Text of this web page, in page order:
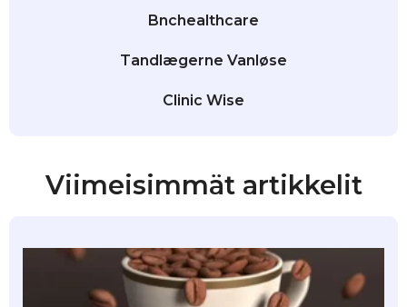
Bnchealthcare
Tandlægerne Vanløse
Clinic Wise
Viimeisimmät artikkelit